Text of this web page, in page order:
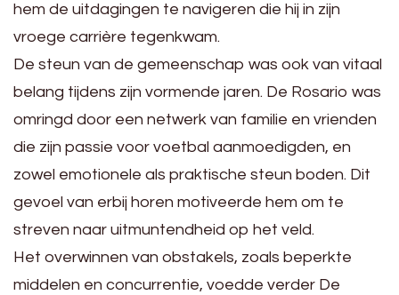
hem de uitdagingen te navigeren die hij in zijn
vroege carrière tegenkwam.
De steun van de gemeenschap was ook van vitaal
belang tijdens zijn vormende jaren. De Rosario was
omringd door een netwerk van familie en vrienden
die zijn passie voor voetbal aanmoedigden, en
zowel emotionele als praktische steun boden. Dit
gevoel van erbij horen motiveerde hem om te
streven naar uitmuntendheid op het veld.
Het overwinnen van obstakels, zoals beperkte
middelen en concurrentie, voedde verder De